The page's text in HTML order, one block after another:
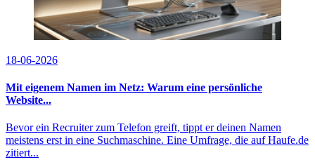
18-06-2026
Mit eigenem Namen im Netz: Warum eine persönliche
Website...
Bevor ein Recruiter zum Telefon greift, tippt er deinen Namen
meistens erst in eine Suchmaschine. Eine Umfrage, die auf Haufe.de
zitiert...